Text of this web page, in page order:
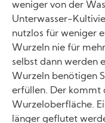
weniger von der
Unterwasser-
nutzlos für weniger
Wurzeln nie für
selbst dann werden
Wurzeln benötigen
erfüllen. Der kommt
Wurzeloberfläche.
länger geflutet